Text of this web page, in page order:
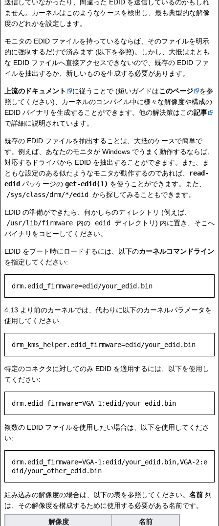
送信していなかったり、間違った EDID を送信しているのかもしれ
ません。カーネルはこのようなケースを検出し、最も典型的な解像
度のどれかを設定します。
モニタの EDID ファイルを持っているならば、そのファイルを明示
的に強制するだけで済みます (以下を参照)。しかし、大抵はまとも
な EDID ファイルへ直接アクセスできないので、既存の EDID ファ
イルを抽出するか、新しいものを生成する必要があります。
上流のドキュメント に従うことで (短いガイドはこのページ
を参
照してください)、カーネルのコンパイル中に様々な解像度や構成の
EDID バイナリを生成することができます。他の解決策はこの記事
で詳細に説明されています。
既存の EDID ファイルを抽出することは、大抵のケースで簡単で
す。例えば、あなたのモニタが Windows でうまく動作するならば、
対応するドライバから EDID を抽出することができます。また、ま
ともな設定のある似たようなモニタが動作するのであれば、
read-
edid パッケージの get-edid(1) を使うことができます。また、
/sys/class/drm/*/edid
から探してみることもできます。
EDID の準備ができたら、何かしらのディレクトリ (例えば、
/usr/lib/firmware 内の edid
ディレクトリ) 内に置き、そこへ
バイナリをコピーしてください。
EDID をブート時にロードするには、以下のカーネルコマンドライン
を指定してください:
4.13 より前のカーネルでは、代わりに以下のカーネルパラメータを
使用してください:
特定のコネクタに対してのみ EDID を適用するには、以下を使用し
てください:
複数の EDID ファイルを使用したい場合は、以下を使用してくださ
い:
drm.edid_firmware=VGA-1:edid/your_edid.bin,VGA-2:e
組み込みの解像度の場合は、以下の表を参照してください。 名前 列
は、その解像度を構成するために使用する必要がある名前です。
解像度
名前